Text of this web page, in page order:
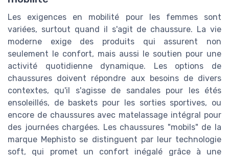
Les exigences en mobilité pour les femmes sont
variées, surtout quand il s'agit de chaussure. La vie
moderne exige des produits qui assurent non
seulement le confort, mais aussi le soutien pour une
activité quotidienne dynamique. Les options de
chaussures doivent répondre aux besoins de divers
contextes, qu'il s'agisse de sandales pour les étés
ensoleillés, de baskets pour les sorties sportives, ou
encore de chaussures avec matelassage intégral pour
des journées chargées. Les chaussures "mobils" de la
marque Mephisto se distinguent par leur technologie
soft, qui promet un confort inégalé grâce à une